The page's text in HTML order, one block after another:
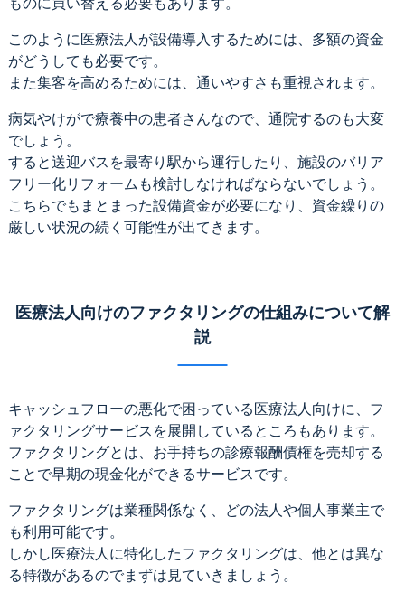
このように医療法人が設備導入するためには、多額の資金
がどうしても必要です。
また集客を高めるためには、通いやすさも重視されます。
病気やけがで療養中の患者さんなので、通院するのも大変
でしょう。
すると送迎バスを最寄り駅から運行したり、施設のバリア
フリー化リフォームも検討しなければならないでしょう。
こちらでもまとまった設備資金が必要になり、資金繰りの
厳しい状況の続く可能性が出てきます。
医療法人向けのファクタリングの仕組みについて解
説
キャッシュフローの悪化で困っている医療法人向けに、フ
ァクタリングサービスを展開しているところもあります。
ファクタリングとは、お手持ちの診療報酬債権を売却する
ことで早期の現金化ができるサービスです。
ファクタリングは業種関係なく、どの法人や個人事業主で
も利用可能です。
しかし医療法人に特化したファクタリングは、他とは異な
る特徴があるのでまずは見ていきましょう。